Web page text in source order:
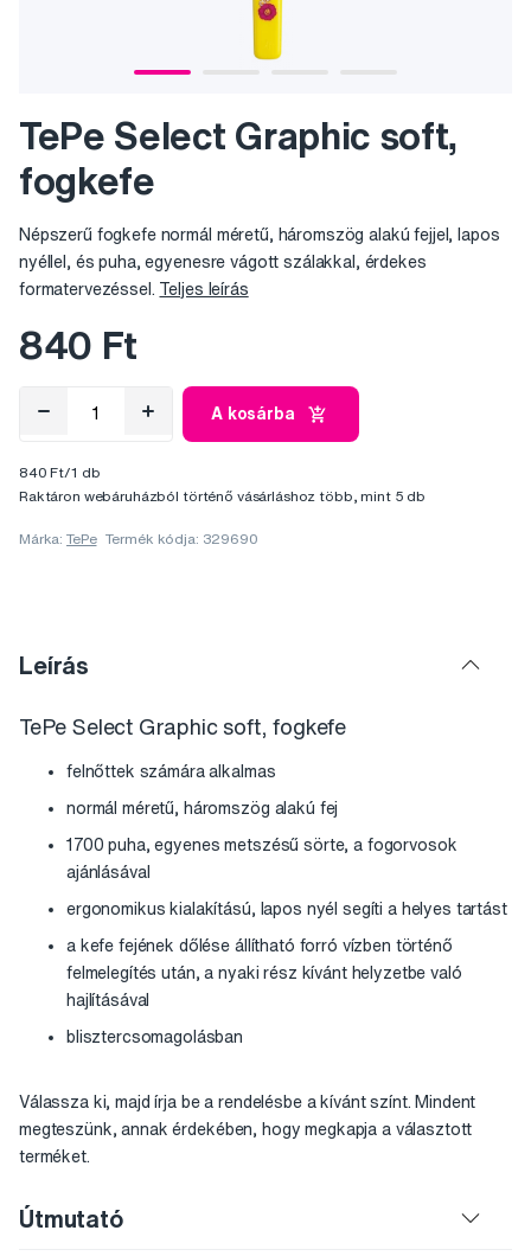
TePe Select Graphic soft,
fogkefe
Népszerű fogkefe normál méretű, háromszög alakú fejjel, lapos
nyéllel, és puha, egyenesre vágott szálakkal, érdekes
formatervezéssel. Teljes leírás
840 Ft
A kosárba
840 Ft/1 db
Raktáron webáruházból történő vásárláshoz több, mint 5 db
Márka:TePe Termék kódja: 329690
Leírás
TePe Select Graphic soft, fogkefe
felnőttek számára alkalmas
normál méretű, háromszög alakú fej
1700 puha, egyenes metszésű sörte, a fogorvosok
ajánlásával
ergonomikus kialakítású, lapos nyél segíti a helyes tartást
a kefe fejének dőlése állítható forró vízben történő
felmelegítés után, a nyaki rész kívánt helyzetbe való
hajlításával
blisztercsomagolásban
Válassza ki, majd írja be a rendelésbe a kívánt színt. Mindent
megteszünk, annak érdekében, hogy megkapja a választott
terméket.
Útmutató